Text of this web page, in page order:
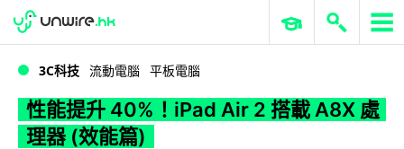
WWDC 2026 ERP 與商業 AI
3C科技 流動電腦 平板電腦
性能提升 40%！iPad Air 2 搭載 A8X 處
理器 (效能篇)